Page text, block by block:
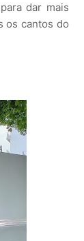
dar mais
os cantos do